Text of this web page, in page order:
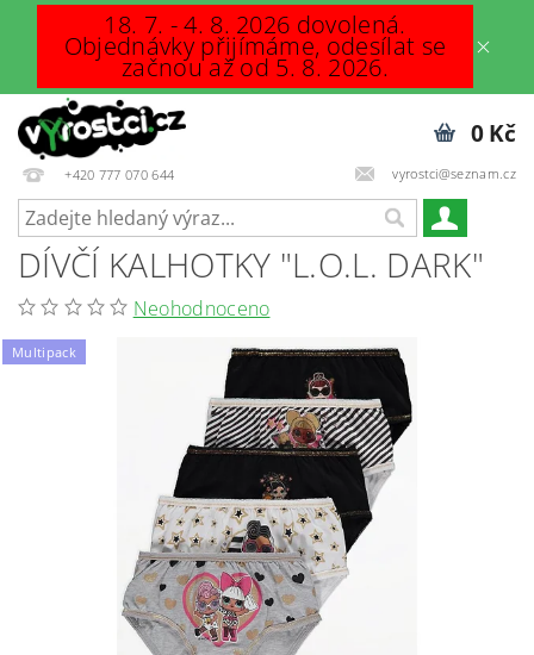
18. 7. - 4. 8. 2026 dovolená.
Objednávky přijímáme, odesílat se
začnou až od 5. 8. 2026.
+420 777 070 644 vyrostci@seznam.cz
0 Kč
DÍVČÍ KALHOTKY "L.O.L. DARK"
Neohodnoceno
Multipack